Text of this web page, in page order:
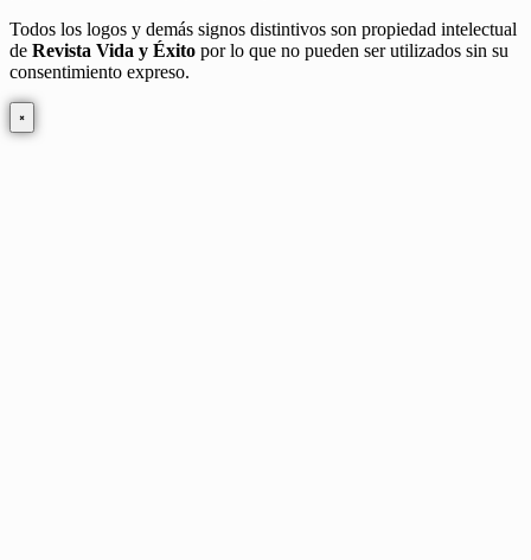
Todos los logos y demás signos distintivos son propiedad intelectual
de Revista Vida y Éxito por lo que no pueden ser utilizados sin su
consentimiento expreso.
×